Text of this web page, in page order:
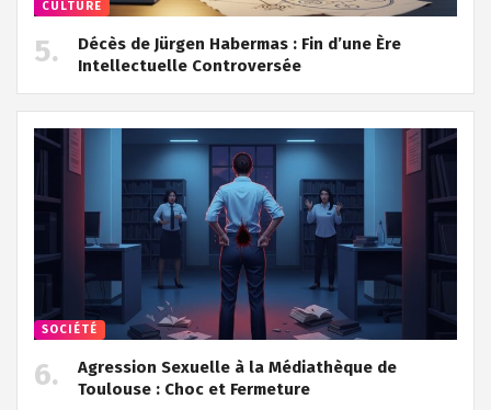
CULTURE
Décès de Jürgen Habermas : Fin d’une Ère
Intellectuelle Controversée
SOCIÉTÉ
Agression Sexuelle à la Médiathèque de
Toulouse : Choc et Fermeture